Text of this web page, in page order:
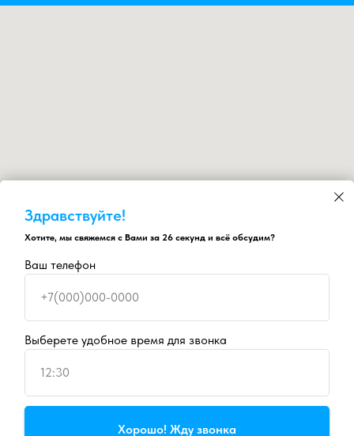
Здравствуйте!
Хотите, мы свяжемся с Вами за 26 секунд и всё обсудим?
Ваш телефон
+7(000)000-0000
Выберете удобное время для звонка
12:30
Хорошо! Жду звонка
Продолжая пользоваться сайтом, вы даете